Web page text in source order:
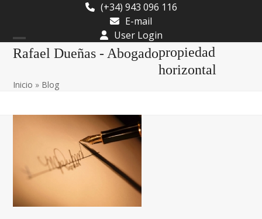
content
(+34) 943 096 116
E-mail
User Login
Rafael Dueñas - Abogado
Open
menu
Close
menu
propiedad
horizontal
Inicio » Blog